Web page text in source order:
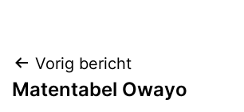
Bericht
navigatie
Vorig bericht
Matentabel Owayo